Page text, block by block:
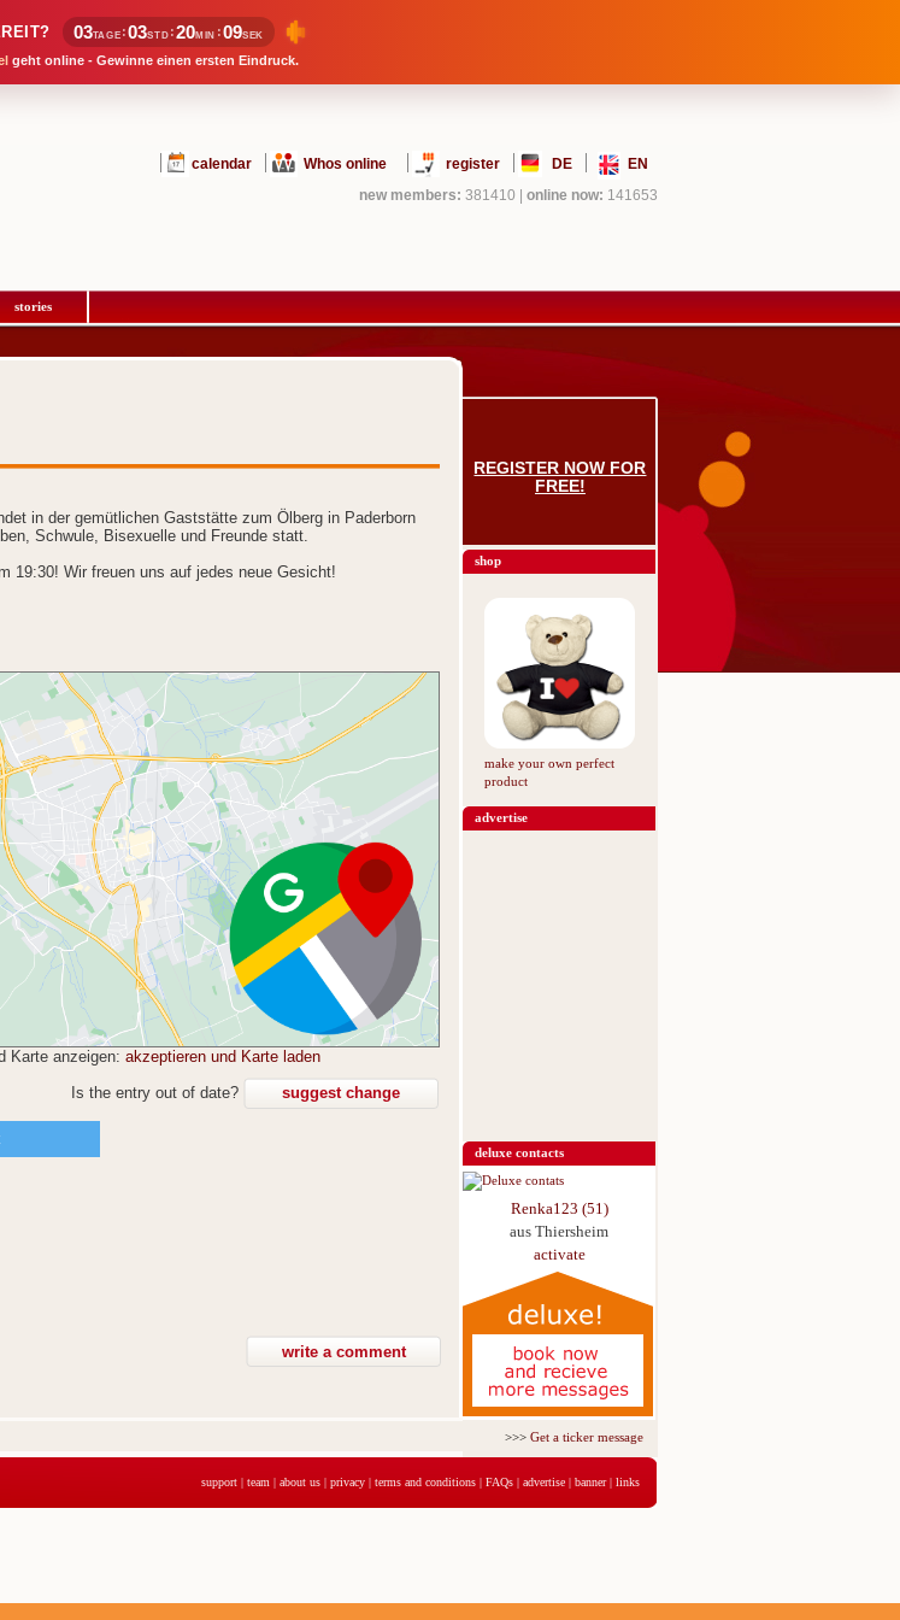
03TAGE :03STD :20MIN :09SEK
geht online - Gewinne einen ersten Eindruck.
calendar Whos online register DE
EN
new members: 381410 online now: 141653
stories
in der gemütlichen Gaststätte zum Ölberg in Paderborn
Schwule, Bisexuelle und Freunde statt.
19:30! Wir freuen uns auf jedes neue Gesicht!
Karte anzeigen: akzeptieren und Karte laden
Is the entry out of date?
suggest change
REGISTER NOW FOR
FREE!
shop
make your own perfect
product
advertise
deluxe contacts
Renka123 (51)
aus Thiersheim
activate
>>>Get a ticker message for just 5,95€ for 3 days
support | team | about us | privacy | terms and conditions | FAQs | advertise | banner| links